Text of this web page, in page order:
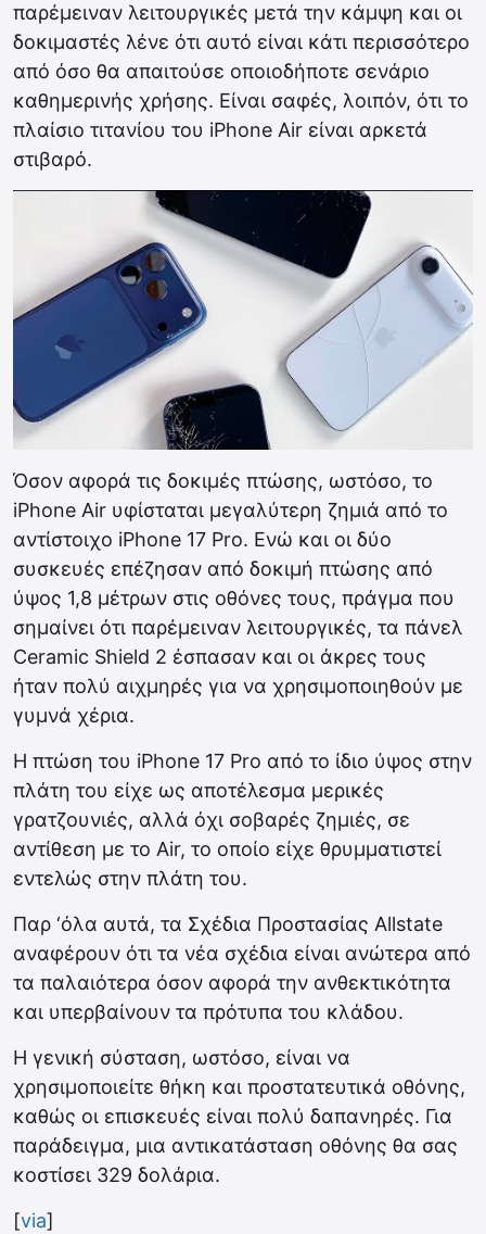
παρέμειναν λειτουργικές μετά την κάμψη και οι
δοκιμαστές λένε ότι αυτό είναι κάτι περισσότερο
από όσο θα απαιτούσε οποιοδήποτε σενάριο
καθημερινής χρήσης. Είναι σαφές, λοιπόν, ότι το
πλαίσιο τιτανίου του iPhone Air είναι αρκετά
στιβαρό.
Όσον αφορά τις δοκιμές πτώσης, ωστόσο, το
iPhone Air υφίσταται μεγαλύτερη ζημιά από το
αντίστοιχο iPhone 17 Pro. Ενώ και οι δύο
συσκευές επέζησαν από δοκιμή πτώσης από
ύψος 1,8 μέτρων στις οθόνες τους, πράγμα που
σημαίνει ότι παρέμειναν λειτουργικές, τα πάνελ
Ceramic Shield 2 έσπασαν και οι άκρες τους
ήταν πολύ αιχμηρές για να χρησιμοποιηθούν με
γυμνά χέρια.
Η πτώση του iPhone 17 Pro από το ίδιο ύψος στην
πλάτη του είχε ως αποτέλεσμα μερικές
γρατζουνιές, αλλά όχι σοβαρές ζημιές, σε
αντίθεση με το Air, το οποίο είχε θρυμματιστεί
εντελώς στην πλάτη του.
Παρ ‘όλα αυτά, τα Σχέδια Προστασίας Allstate
αναφέρουν ότι τα νέα σχέδια είναι ανώτερα από
τα παλαιότερα όσον αφορά την ανθεκτικότητα
και υπερβαίνουν τα πρότυπα του κλάδου.
Η γενική σύσταση, ωστόσο, είναι να
χρησιμοποιείτε θήκη και προστατευτικά οθόνης,
καθώς οι επισκευές είναι πολύ δαπανηρές. Για
παράδειγμα, μια αντικατάσταση οθόνης θα σας
κοστίσει 329 δολάρια.
[via]